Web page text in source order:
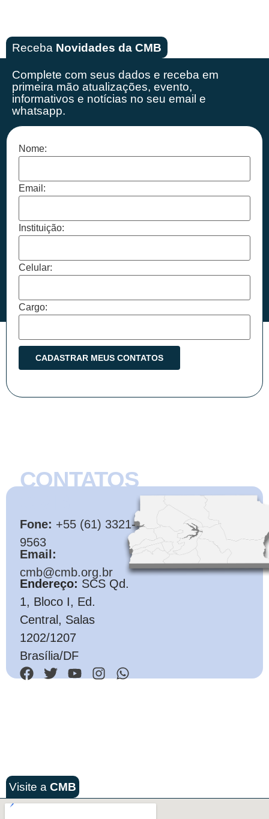
Receba Novidades da CMB
Complete com seus dados e receba em
primeira mão atualizações, evento,
informativos e notícias no seu email e
whatsapp.
Nome:
Email:
Instituição:
Celular:
Cargo:
CONTATOS
Fone: +55 (61) 3321-
9563
Email:
cmb@cmb.org.br
Endereço: SCS Qd.
1, Bloco I, Ed.
Central, Salas
1202/1207
Brasília/DF
Visite a CMB